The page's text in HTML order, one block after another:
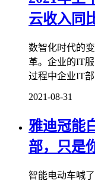
云收入同
数智化时代的
革。企业的IT
过程中企业IT
2021-08-31
雅迪冠能
部，只是
智能电动车喊